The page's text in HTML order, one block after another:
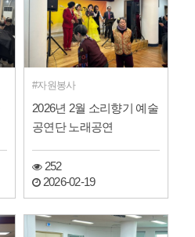
자원봉사
2026년 2월 소리향기 예술
공연단 노래공연
252
2026-02-19